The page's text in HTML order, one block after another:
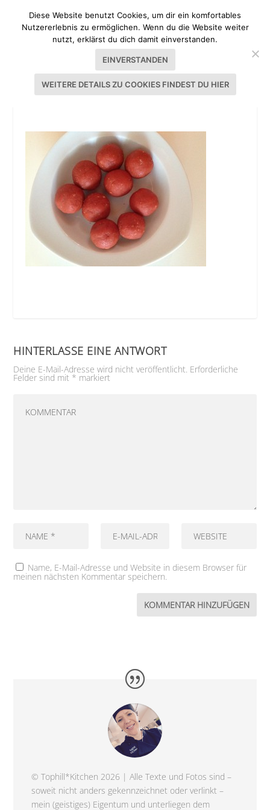
2013-08-15 19.27.59
HINTERLASSE EINE ANTWORT
Deine E-Mail-Adresse wird nicht veröffentlicht. Erforderliche
Felder sind mit * markiert
Name, E-Mail-Adresse und Website in diesem Browser für
meinen nächsten Kommentar speichern.
© Tophill*Kitchen 2026 | Alle Texte und Fotos sind –
soweit nicht anders gekennzeichnet oder verlinkt –
mein (geistiges) Eigentum und unterliegen dem
Diese Website benutzt Cookies, um dir ein komfortables
Nutzererlebnis zu ermöglichen. Wenn du die Website weiter
nutzt, erklärst du dich damit einverstanden.
EINVERSTANDEN
WEITERE DETAILS ZU COOKIES FINDEST DU HIER